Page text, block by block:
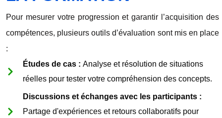
Pour mesurer votre progression et garantir l’acquisition des
compétences, plusieurs outils d’évaluation sont mis en place
:
Études de cas : Analyse et résolution de situations
réelles pour tester votre compréhension des concepts.
Discussions et échanges avec les participants :
Partage d'expériences et retours collaboratifs pour